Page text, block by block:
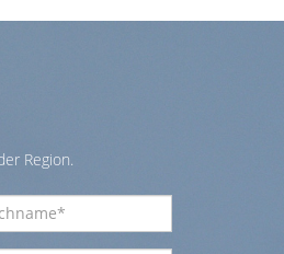
Region.